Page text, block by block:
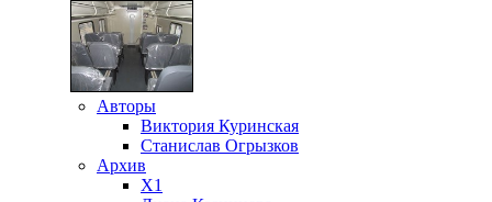
Авторы
Виктория Куринская
Станислав Огрызков
Архив
X1